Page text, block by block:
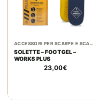
ACCESSORI PER SCARPE E SCARPONI
SOLETTE – FOOTGEL –
WORKS PLUS
23,00€